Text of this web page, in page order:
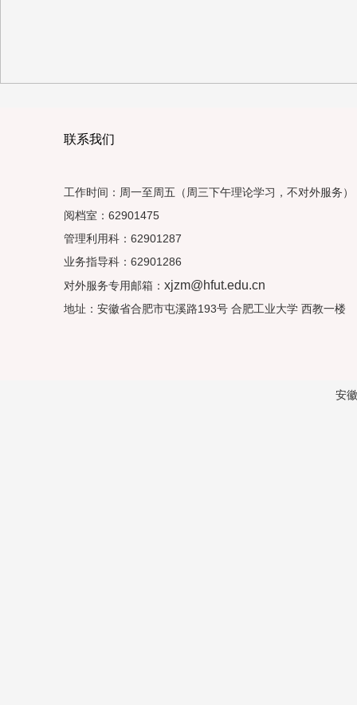
联系我们
工作时间：周一至周五（周三下午理论学习，不对外服务）
阅档室：62901475
管理利用科：62901287
业务指导科：62901286
对外服务专用邮箱： xjzm@hfut.edu.cn
地址：安徽省合肥市屯溪路193号 合肥工业大学 西教一楼
安